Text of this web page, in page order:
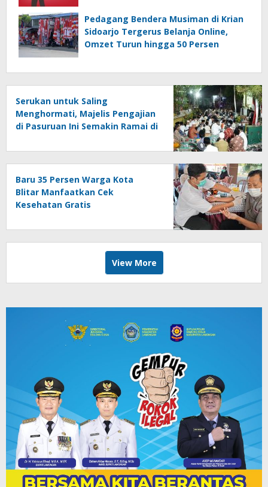
Pedagang Bendera Musiman di Krian
Sidoarjo Tergerus Belanja Online,
Omzet Turun hingga 50 Persen
Serukan untuk Saling
Menghormati, Majelis Pengajian
di Pasuruan Ini Semakin Ramai di
Baru 35 Persen Warga Kota
Blitar Manfaatkan Cek
Kesehatan Gratis
View More